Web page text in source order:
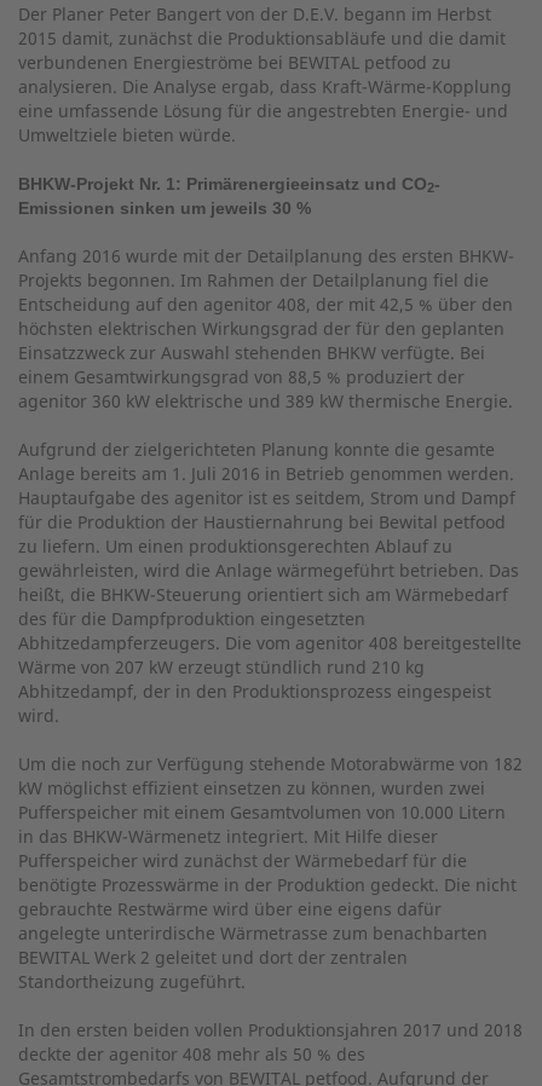
Der Planer Peter Bangert von der D.E.V. begann im Herbst
2015 damit, zunächst die Produktionsabläufe und die damit
verbundenen Energieströme bei BEWITAL petfood zu
analysieren. Die Analyse ergab, dass Kraft-Wärme-Kopplung
eine umfassende Lösung für die angestrebten Energie- und
Umweltziele bieten würde.
BHKW-Projekt Nr. 1: Primärenergieeinsatz und CO2-
Emissionen sinken um jeweils 30 %
Anfang 2016 wurde mit der Detailplanung des ersten BHKW-
Projekts begonnen. Im Rahmen der Detailplanung fiel die
Entscheidung auf den agenitor 408, der mit 42,5 % über den
höchsten elektrischen Wirkungsgrad der für den geplanten
Einsatzzweck zur Auswahl stehenden BHKW verfügte. Bei
einem Gesamtwirkungsgrad von 88,5 % produziert der
agenitor 360 kW elektrische und 389 kW thermische Energie.
Aufgrund der zielgerichteten Planung konnte die gesamte
Anlage bereits am 1. Juli 2016 in Betrieb genommen werden.
Hauptaufgabe des agenitor ist es seitdem, Strom und Dampf
für die Produktion der Haustiernahrung bei Bewital petfood
zu liefern. Um einen produktionsgerechten Ablauf zu
gewährleisten, wird die Anlage wärmegeführt betrieben. Das
heißt, die BHKW-Steuerung orientiert sich am Wärmebedarf
des für die Dampfproduktion eingesetzten
Abhitzedampferzeugers. Die vom agenitor 408 bereitgestellte
Wärme von 207 kW erzeugt stündlich rund 210 kg
Abhitzedampf, der in den Produktionsprozess eingespeist
wird.
Um die noch zur Verfügung stehende Motorabwärme von 182
kW möglichst effizient einsetzen zu können, wurden zwei
Pufferspeicher mit einem Gesamtvolumen von 10.000 Litern
in das BHKW-Wärmenetz integriert. Mit Hilfe dieser
Pufferspeicher wird zunächst der Wärmebedarf für die
benötigte Prozesswärme in der Produktion gedeckt. Die nicht
gebrauchte Restwärme wird über eine eigens dafür
angelegte unterirdische Wärmetrasse zum benachbarten
BEWITAL Werk 2 geleitet und dort der zentralen
Standortheizung zugeführt.
In den ersten beiden vollen Produktionsjahren 2017 und 2018
deckte der agenitor 408 mehr als 50 % des
Gesamtstrombedarfs von BEWITAL petfood. Aufgrund der